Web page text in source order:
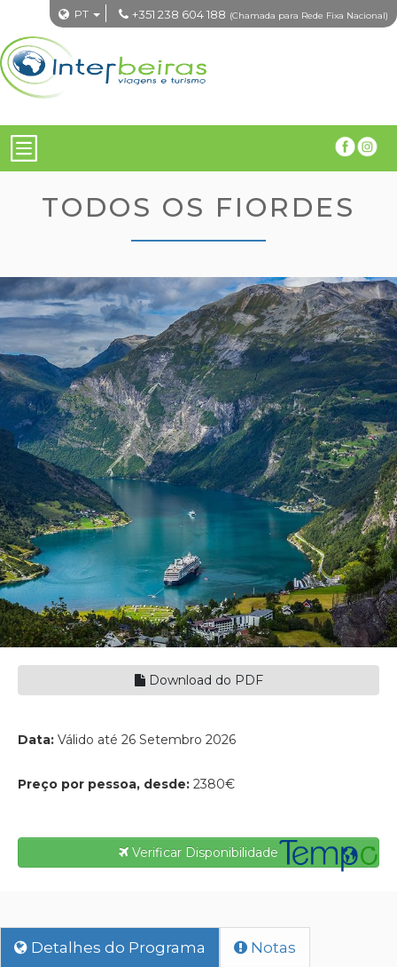
PT +351 238 604 188 (Chamada para Rede Fixa Nacional)
TODOS OS FIORDES
Download do PDF
Data: Válido até 26 Setembro 2026
Preço por pessoa, desde: 2380€
Verificar Disponibilidade
Detalhes do Programa Notas